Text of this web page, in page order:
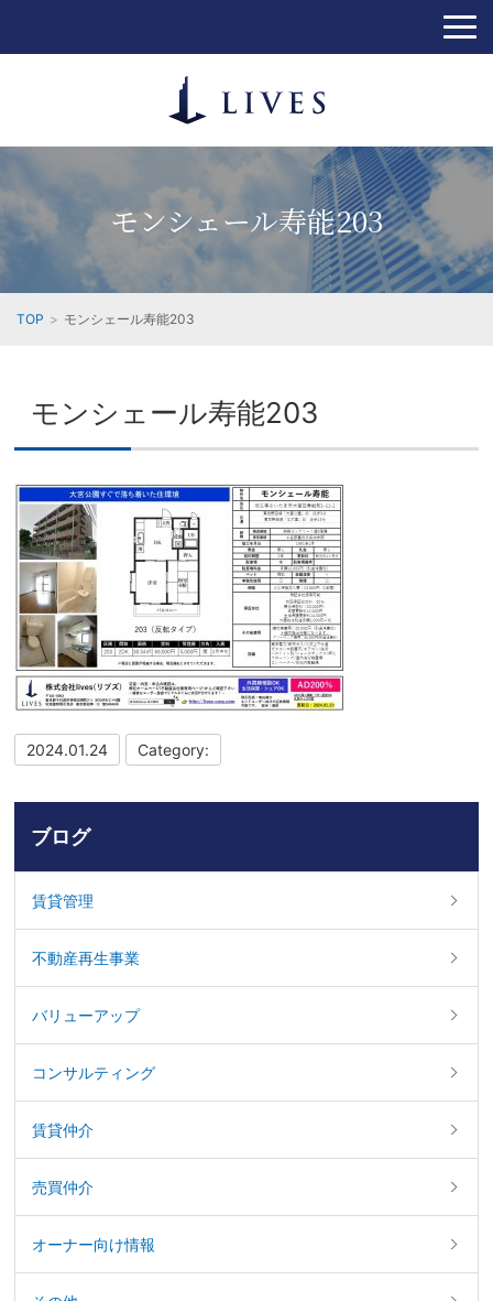
モンシェール寿能203
TOP モンシェール寿能203
モンシェール寿能203
2024.01.24 Category:
ブログ
賃貸管理
不動産再生事業
バリューアップ
コンサルティング
賃貸仲介
売買仲介
オーナー向け情報